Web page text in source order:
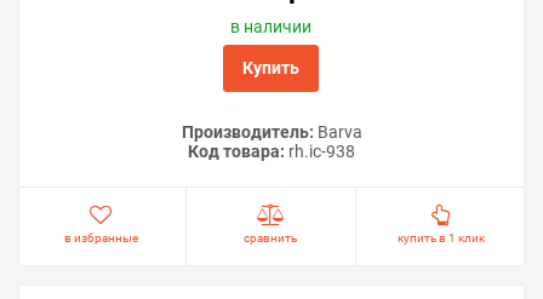
в наличии
Купить
Производитель: Barva
Код товара: rh.ic-938
в избранные сравнить купить в 1 клик